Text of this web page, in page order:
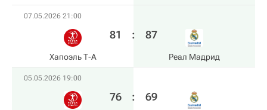
07.05.2026 21:00
Хапоэль Т-А
81 : 87
Реал Мадрид
05.05.2026 19:00
76 : 69